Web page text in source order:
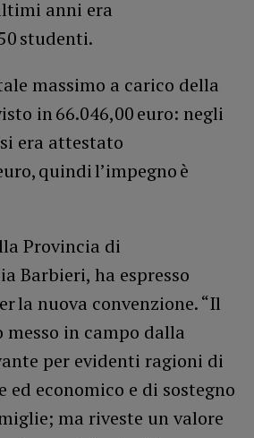
anni era
studenti.
massimo a carico della
in 66.046,00 euro: negli
era attestato
quindi l’impegno è
Provincia di
Barbieri, ha espresso
la nuova convenzione. “Il
messo in campo dalla
per evidenti ragioni di
ed economico e di sostegno
ma riveste un valore